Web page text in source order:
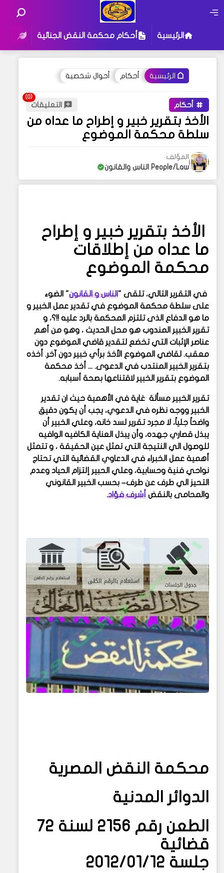
الرئيسية أحكام محكمة النقض الجنائية
الرئيسية أحكام أحوال شخصية
أحكام التعليقات
الأخذ بتقرير خبير و إطراح ما عداه من
سلطة محكمة الموضوع
المؤلف
People/Law الناس والقانون
الأخذ بتقرير خبير و إطراح
ما عداه من إطلاقات
محكمة الموضوع
في التقرير التالي، تلقى "الناس و القانون" الضوء
على سلطة محكمة الموضوع في تقدير عمل الخبير و
ما هو الدفاع الذى تلتزم المحكمة بالرد عليه !!؟، و
تقرير الخبير المندوب هو محل الحديث ، وهو من أهم
عناصر الإثبات التي تخضع لتقدير قاضي الموضوع دون
معقب. لقاضي الموضوع الأخذ برأي خبير دون آخر. أخذه
بتقرير الخبير المنتدب في الدعوى. ... أخذ محكمة
الموضوع بتقرير الخبير لاقتناعها بصحة أسبابه.
تقرير الخبير مسألة غاية في الأهمية حيث ان تقدير
الخبير ووجه نظره في الدعوي، يجب أن يكون دقيق
واضحاً جلياً، لا مجرد تقرير لسد خانه، وعلي الخبير أن
يبذل قصاري جهده، وأن يبذل العناية الكافيه الوافيه
للوصول الي النتيجة التي تمثل عين الحقيقة ، و تتمثل
أهمية عمل الخبراء في الدعاوي القضائية التي تحتاج
نواحي فنية وحسابية، وعلي الحبير إلتزام الحياد وعدم
التحيز الي طرف عن طرف– بحسب الخبير القانوني
والمحامى بالنقض أشرف فؤاد.
محكمة النقض المصرية
الدوائر المدنية
الطعن رقم ٢١٥٦ لسنة ٧٢
قضائية
جلسة ٢٠١٢/٠١/١٢